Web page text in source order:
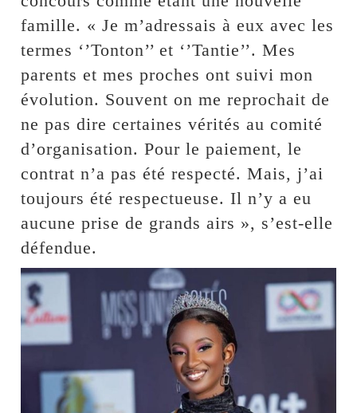
famille. « Je m’adressais à eux avec les
termes ‘’Tonton’’ et ‘’Tantie’’. Mes
parents et mes proches ont suivi mon
évolution. Souvent on me reprochait de
ne pas dire certaines vérités au comité
d’organisation. Pour le paiement, le
contrat n’a pas été respecté. Mais, j’ai
toujours été respectueuse. Il n’y a eu
aucune prise de grands airs », s’est-elle
défendue.